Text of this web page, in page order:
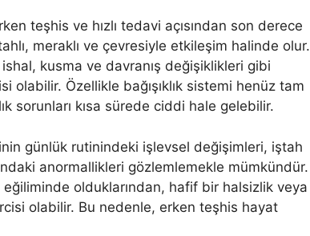
teşhis ve hızlı tedavi açısından son derece
meraklı ve çevresiyle etkileşim halinde olur.
ishal, kusma ve davranış değişiklikleri gibi
Özellikle bağışıklık sistemi henüz tam
sorunları kısa sürede ciddi hale gelebilir.
günlük rutinindeki işlevsel değişimleri, iştah
anormallikleri gözlemlemekle mümkündür.
eğiliminde olduklarından, hafif bir halsizlik veya
olabilir. Bu nedenle, erken teşhis hayat